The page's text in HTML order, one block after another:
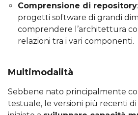
Comprensione di repository
progetti software di grandi
comprendere l’architettura
relazioni tra i vari componenti.
Multimodalità
Sebbene nato principalmente
testuale, le versioni più recenti